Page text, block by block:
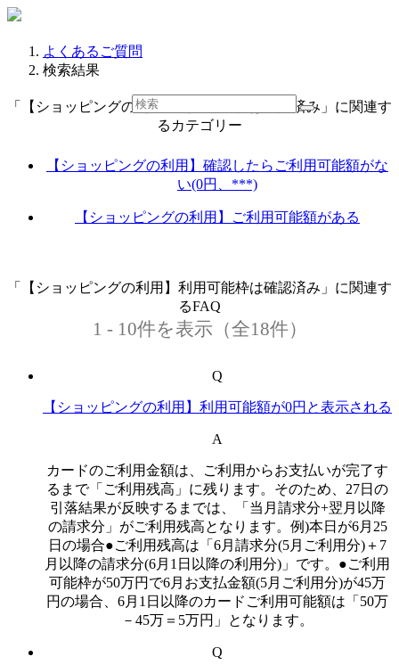
よくあるご質問
検索結果
「【ショッピングの利用】利用可能枠は確認済み」に関連す
るカテゴリー
【ショッピングの利用】確認したらご利用可能額がな
い(0円、***)
【ショッピングの利用】ご利用可能額がある
「【ショッピングの利用】利用可能枠は確認済み」に関連す
るFAQ
1 - 10件を表示（全18件）
Q
【ショッピングの利用】利用可能額が0円と表示される
A
カードのご利用金額は、ご利用からお支払いが完了す
るまで「ご利用残高」に残ります。そのため、27日の
引落結果が反映するまでは、「当月請求分+翌月以降
の請求分」がご利用残高となります。例)本日が6月25
日の場合●ご利用残高は「6月請求分(5月ご利用分)＋7
月以降の請求分(6月1日以降の利用分)」です。●ご利用
可能枠が50万円で6月お支払金額(5月ご利用分)が45万
円の場合、6月1日以降のカードご利用可能額は「50万
－45万＝5万円」となります。
Q